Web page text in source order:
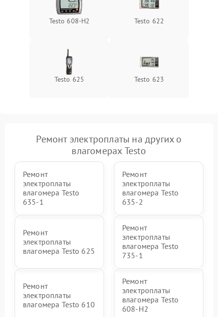
Testo 608-H2 Testo 622
Testo 625 Testo 623
Ремонт электроплаты на других о
влагомерах Testo
Ремонт
электроплаты
влагомера Testo
635-1
Ремонт
электроплаты
влагомера Testo
635-2
Ремонт
электроплаты
влагомера Testo 625
Ремонт
электроплаты
влагомера Testo
735-1
Ремонт
электроплаты
влагомера Testo 610
Ремонт
электроплаты
влагомера Testo
608-H2